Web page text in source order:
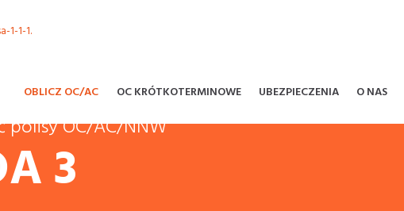
OBLICZ OC/AC OC KRÓTKOTERMINOWE UBEZPIECZENIA O NAS
polisy OC/AC/NNW
3